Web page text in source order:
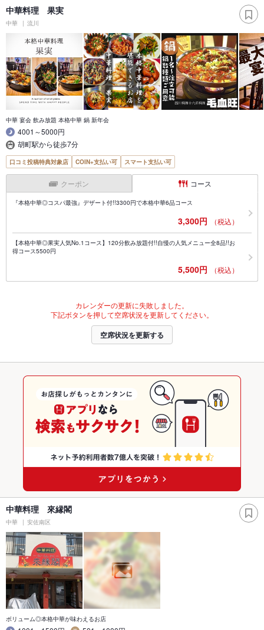
中華料理 果実
中華 流川
中華 宴会 飲み放題 本格中華 鍋 新年会
4001～5000円
胡町駅から徒歩7分
口コミ投稿特典対象店 COIN+支払い可 スマート支払い可
クーポン コース
『本格中華◎コスパ最強』デザート付!!3300円で本格中華6品コース
3,300円 （税込）
【本格中華◎果実人気No.1コース】120分飲み放題付!!自慢の人気メニュー全8品!!お
得コース5500円
5,500円 （税込）
カレンダーの更新に失敗しました。
下記ボタンを押して空席状況を更新してください。
空席状況を更新する
中華料理 來縁閣
中華 安佐南区
ボリューム◎本格中華が味わえるお店